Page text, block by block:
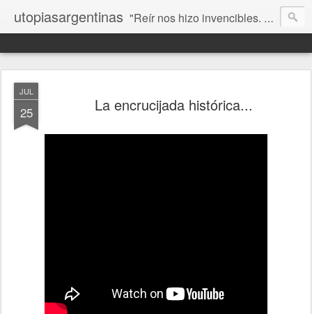
utopiasargentinas "Reír nos hizo invencibles. No como los que siempre ganan, sino como aquellos que no se rinden”. Frida Kahlo
JUL
25 La encrucijada histórica...